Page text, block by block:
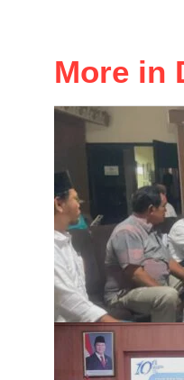
More in